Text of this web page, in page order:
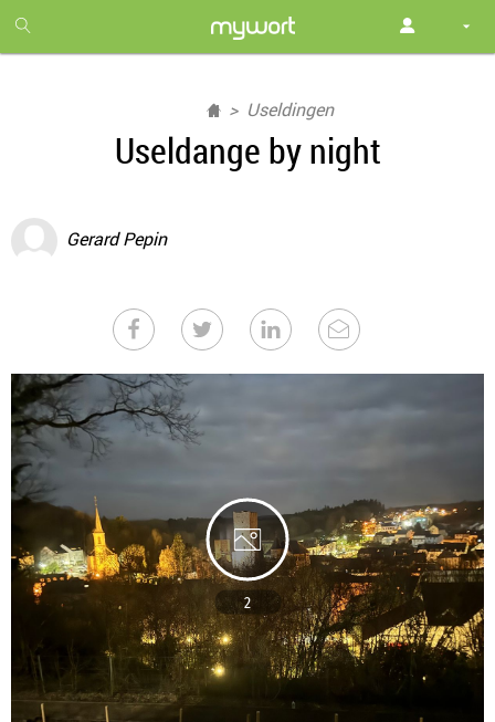
month
free
Useldingen
Useldange by night
Gerard Pepin
2